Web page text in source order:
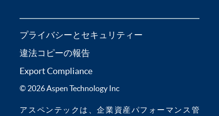
プライバシーとセキュリティー
違法コピーの報告
Export Compliance
© 2026 Aspen Technology Inc
アスペンテックは、企業資産パフォーマンス管